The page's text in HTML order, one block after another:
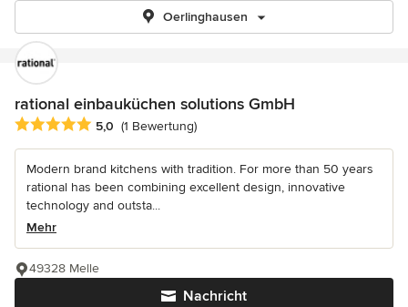
Oerlinghausen
rational einbauküchen solutions GmbH
Durchschnittliche Bewertung: 5 von 5 Sternen
5,0 (1 Bewertung)
Modern brand kitchens with tradition. For more than 50 years
rational has been combining excellent design, innovative
technology and outsta...
Mehr
Nachricht
49328 Melle